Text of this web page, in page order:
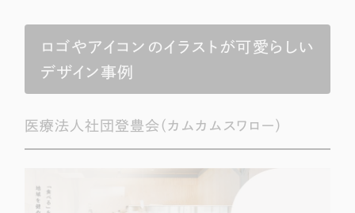
サービス
会社概要
お役立ち情報
Web Produce
コーポレートサイト制作
会社情報
ロゴやアイコンのイラストが可愛らしい
デザイン事例
医療法人社団登豊会（カムカムスワロー）